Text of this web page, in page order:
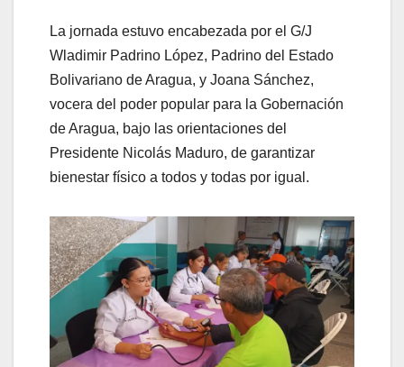
La jornada estuvo encabezada por el G/J
Wladimir Padrino López, Padrino del Estado
Bolivariano de Aragua, y Joana Sánchez,
vocera del poder popular para la Gobernación
de Aragua, bajo las orientaciones del
Presidente Nicolás Maduro, de garantizar
bienestar físico a todos y todas por igual.